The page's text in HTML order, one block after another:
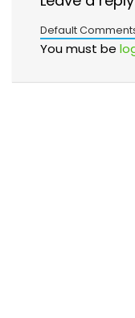
Default
You must be